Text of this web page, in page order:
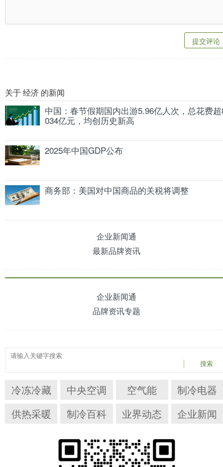
提交评论
关于 经济 的新闻
中国：春节假期国内出游5.96亿人次，总花费
034亿元，均创历史新高
2025年中国GDP公布
商务部：美国对中国商品的关税将调整
企业新闻通
最新品牌资讯
企业新闻通
品牌资讯专题
搜索
冷冻冷藏 中央空调 空气能
制冷电器
供热采暖
制冷百科 业界动态 企业新闻